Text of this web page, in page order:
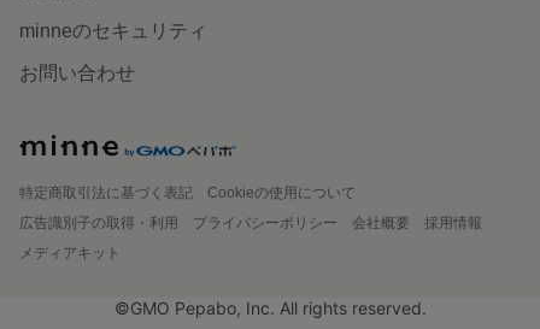
minneのセキュリティ
お問い合わせ
特定商取引法に基づく表記
Cookieの使用について
広告識別子の取得・利用
プライバシーポリシー 会社概要
採用情報
メディアキット
©GMO Pepabo, Inc. All rights reserved.